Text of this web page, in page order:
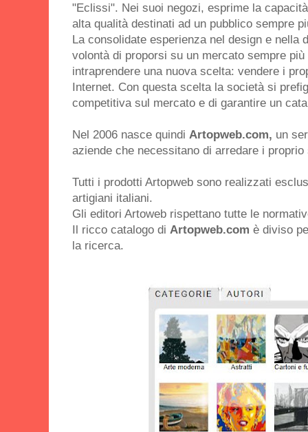
"Eclissi". Nei suoi negozi, esprime la
alta qualità destinati ad un pubblico sempre
La consolidate esperienza nel design e nella
volontà di proporsi su un mercato sempre
intraprendere una nuova scelta: vendere i
Internet. Con questa scelta la società si
competitiva sul mercato e di garantire un
Nel 2006 nasce quindi Artopweb.com, un
aziende che necessitano di arredare i proprio
Tutti i prodotti Artopweb sono realizzati
artigiani italiani.
Gli editori Artoweb rispettano tutte le
Il ricco catalogo di Artopweb.com è diviso
la ricerca.